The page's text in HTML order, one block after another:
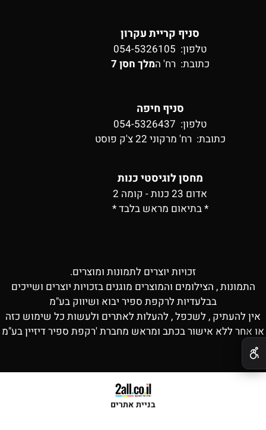
סניף קריית עקרון
טלפון: 054-5326105
כתובת: רח' המלך חסן 7
סניף חיפה
טלפון: 054-5326437
כתובת: רח' מרקוני 22 צ'ק פוסט
מחסן לוגיסטי כנות
אדום 23 כנות - קומה 2
* בתיאום מראש בלבד *
זכויות יוצרים לתמונות ומוצרים.
התמונות , הצילומים והמוצרים מוגנים בזכויות יוצרים ושייכים
בבלעדיות לרקפת ספיר יבוא ושיווק בע"מ
אין להעתיק , לשכפל , להעלות לאתרים ולעשות כל שימוש כזה
או אחר ללא אישור בכתב ומראש מחברת 'רקפת ספיר דיזיין בע"מ
בניית אתרים
✕